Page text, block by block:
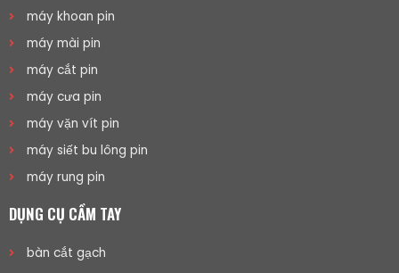
máy khoan pin
máy mài pin
máy cắt pin
máy cưa pin
máy vặn vít pin
máy siết bu lông pin
máy rung pin
DỤNG CỤ CẦM TAY
bàn cắt gạch